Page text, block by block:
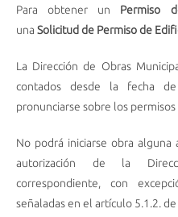
Para obtener un Permiso
una Solicitud de Permiso de
La Dirección de Obras
contados desde la fecha
pronunciarse sobre los permisos
No podrá iniciarse obra
autorización de la
correspondiente, con
señaladas en el artículo 5.1.2. de